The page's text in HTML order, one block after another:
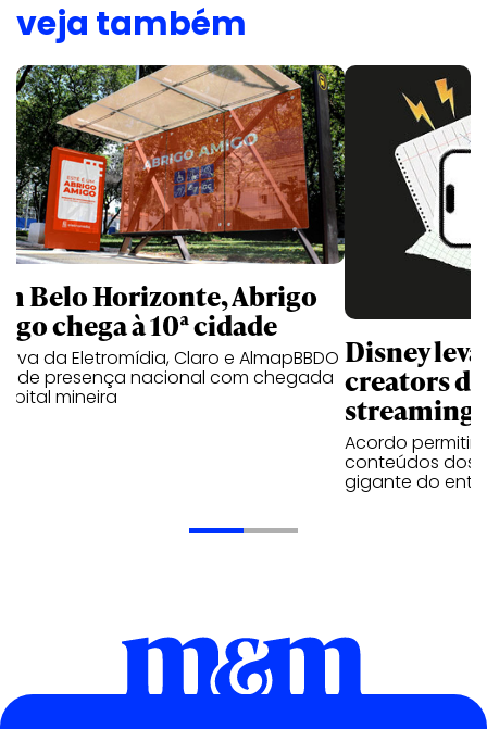
veja também
Belo Horizonte, Abrigo
chega à 10ª cidade
da Eletromídia, Claro e AlmapBBDO
presença nacional com chegada
mineira
Disney
creators
streaming
Acordo
conteúdos dos
gigante do